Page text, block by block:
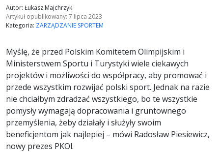
Autor: Łukasz Majchrzyk
Artykuł opublikowany: 7 lipca 2023
Kategoria: ZARZĄDZANIE SPORTEM
Myślę, że przed Polskim Komitetem Olimpijskim i
Ministerstwem Sportu i Turystyki wiele ciekawych
projektów i możliwości do współpracy, aby promować i
przede wszystkim rozwijać polski sport. Jednak na razie
nie chciałbym zdradzać wszystkiego, bo te wszystkie
pomysły wymagają dopracowania i gruntownego
przemyślenia, żeby działały i służyły swoim
beneficjentom jak najlepiej – mówi Radosław Piesiewicz,
nowy prezes PKOl.